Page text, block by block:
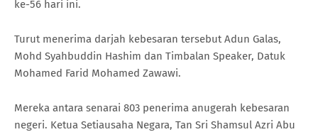
ke-56 hari ini.
Turut menerima darjah kebesaran tersebut Adun Galas,
Mohd Syahbuddin Hashim dan Timbalan Speaker, Datuk
Mohamed Farid Mohamed Zawawi.
Mereka antara senarai 803 penerima anugerah kebesaran
negeri. Ketua Setiausaha Negara, Tan Sri Shamsul Azri Abu